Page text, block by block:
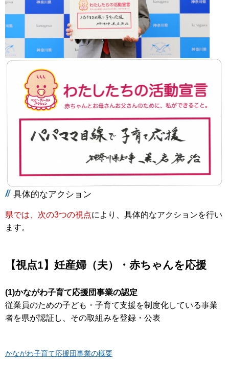
具体的なアクション
県では、次の3つの視点により、具体的なアクションを行い
ます。
【視点1】妊産婦（夫）・赤ちゃんを応援
(1)かながわ子育て応援団事業の認定
従業員のための子ども・子育て支援を制度化している事業
者を県が認証し、その取組みを登録・公表
かながわ子育て応援団事業の概要